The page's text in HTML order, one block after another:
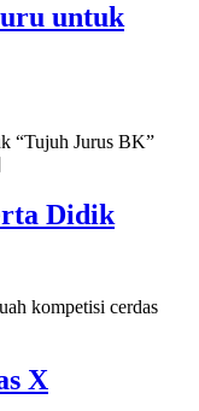
untuk
“Tujuh Jurus BK”
Didik
kompetisi cerdas
X